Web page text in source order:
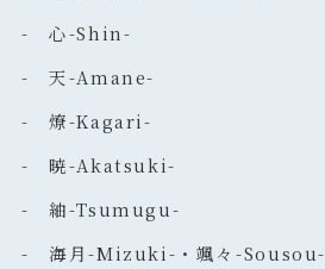
- 心-Shin-
- 天-Amane-
- 燎-Kagari-
- 暁-Akatsuki-
- 紬-Tsumugu-
- 海月-Mizuki-・颯々-Sousou-